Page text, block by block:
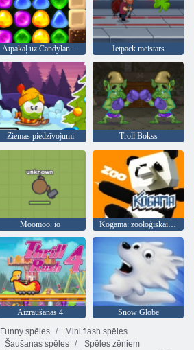
Atpakaļ uz Candyland 4: Lollipop Garden Jetpack meistars
Ziemas piedzīvojumi Troll Bokss
Moomoo. io Kogama: zooloģiskais dārzs
Aizraušanās 4
Snow Globe
Funny spēles
Mini flash spēles
Šaušanas spēles
Spēles zēniem